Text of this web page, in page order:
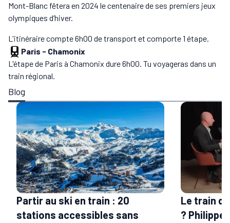
Mont-Blanc fêtera en 2024 le centenaire de ses premiers jeux
olympiques d’hiver.
L'itinéraire compte 6h00 de transport et comporte 1 étape.
Paris - Chamonix
L'étape de Paris à Chamonix dure 6h00. Tu voyageras dans un
train régional.
Blog
Partir au ski en train : 20
stations accessibles sans
Le train
? Philippe